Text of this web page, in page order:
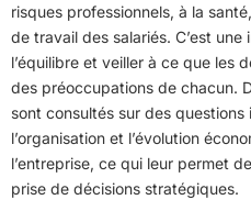
risques professionnels, à la
de travail des salariés. C’est
l’équilibre et veiller à ce que les
des préoccupations de chacun.
sont consultés sur des
l’organisation et l’évolution
l’entreprise, ce qui leur permet
prise de décisions stratégiques.